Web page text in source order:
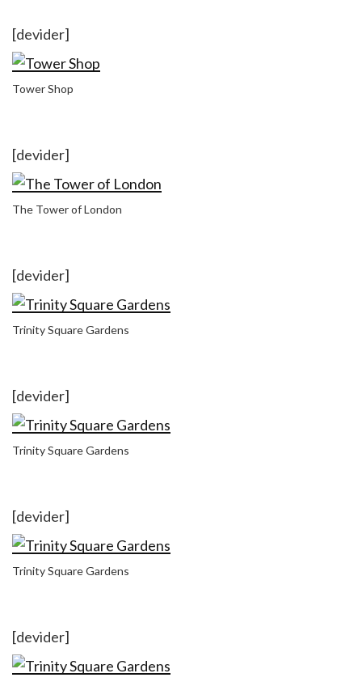
[devider]
Tower Shop
[devider]
The Tower of London
[devider]
Trinity Square Gardens
[devider]
Trinity Square Gardens
[devider]
Trinity Square Gardens
[devider]